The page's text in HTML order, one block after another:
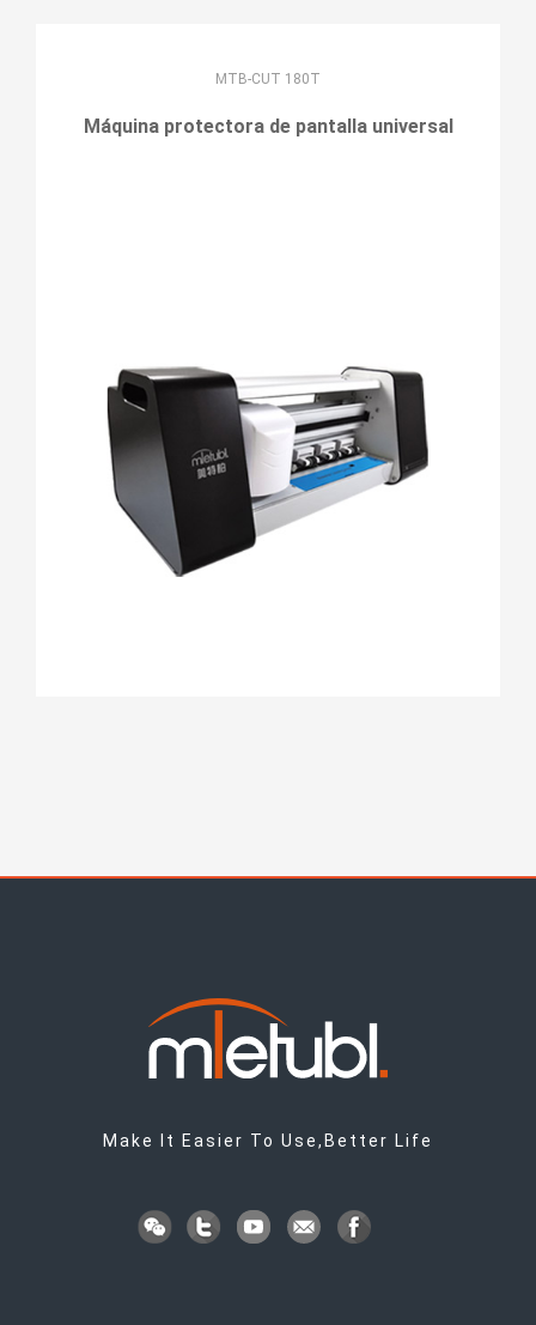
MTB-CUT 180T
Máquina protectora de pantalla universal
Make It Easier To Use,Better Life